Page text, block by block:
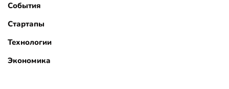
События
Стартапы
Технологии
Экономика